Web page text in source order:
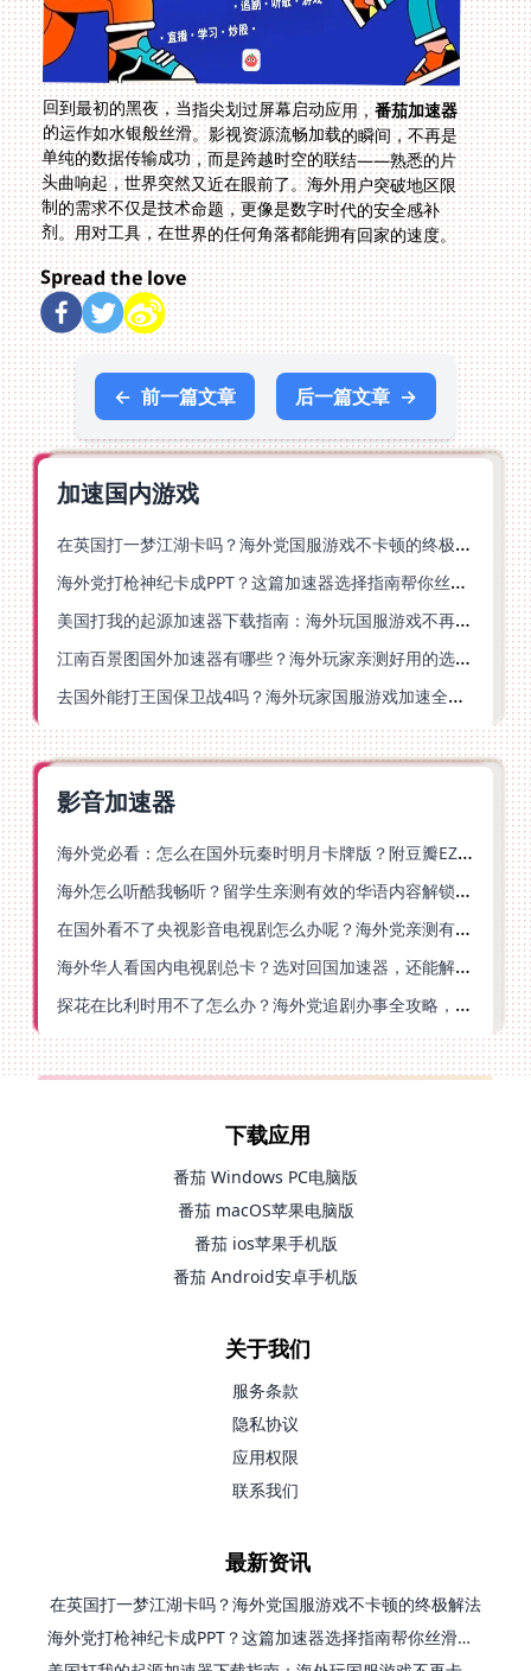
回到最初的黑夜，当指尖划过屏幕启动应用，番茄加速器
的运作如水银般丝滑。影视资源流畅加载的瞬间，不再是
单纯的数据传输成功，而是跨越时空的联结——熟悉的片
头曲响起，世界突然又近在眼前了。海外用户突破地区限
制的需求不仅是技术命题，更像是数字时代的安全感补
剂。用对工具，在世界的任何角落都能拥有回家的速度。
Spread the love
← 前一篇文章 后一篇文章 →
加速国内游戏
在英国打一梦江湖卡吗？海外党国服游戏不卡顿的终极解法
海外党打枪神纪卡成PPT？这篇加速器选择指南帮你丝滑上分
美国打我的起源加速器下载指南：海外玩国服游戏不再卡的终极方案
江南百景图国外加速器有哪些？海外玩家亲测好用的选择与避坑指南
去国外能打王国保卫战4吗？海外玩家国服游戏加速全攻略（附公主连结幻想江湖实测）
影音加速器
海外党必看：怎么在国外玩秦时明月卡牌版？附豆瓣EZCast地区限制破解法
海外怎么听酷我畅听？留学生亲测有效的华语内容解锁指南
在国外看不了央视影音电视剧怎么办呢？海外党亲测有效的回国加速方案
海外华人看国内电视剧总卡？选对回国加速器，还能解决菲律宾打不开反诈中心的问题
探花在比利时用不了怎么办？海外党追剧办事全攻略，选对加速器就够了
下载应用
番茄 Windows PC电脑版
番茄 macOS苹果电脑版
番茄 ios苹果手机版
番茄 Android安卓手机版
关于我们
服务条款
隐私协议
应用权限
联系我们
最新资讯
在英国打一梦江湖卡吗？海外党国服游戏不卡顿的终极解法
海外党打枪神纪卡成PPT？这篇加速器选择指南帮你丝滑上分